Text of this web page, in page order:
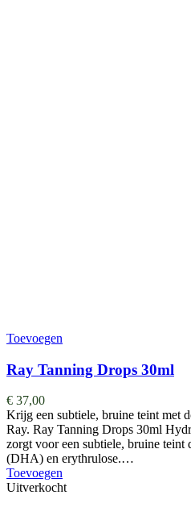
Toevoegen
Ray Tanning Drops 30ml
€ 37,00
Krijg een subtiele, bruine teint met
Ray. Ray Tanning Drops 30ml
zorgt voor een subtiele, bruine
(DHA) en erythrulose.…
Toevoegen
Uitverkocht